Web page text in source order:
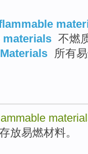
materials 不燃
所有
放易燃材料。